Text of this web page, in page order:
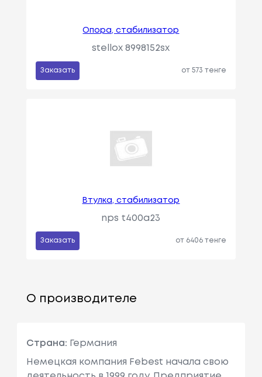
Опора, стабилизатор
stellox 8998152sx
Заказать от 573 тенге
Втулка, стабилизатор
nps t400a23
Заказать от 6406 тенге
О производителе
Страна: Германия
Немецкая компания Febest начала свою